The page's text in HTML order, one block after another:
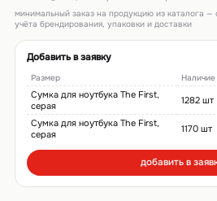
минимальный заказ на продукцию из каталога —
учёта брендирования, упаковки и доставки
Добавить в заявку
Размер Наличие
Сумка для ноутбука The First,
серая
1282 шт
Сумка для ноутбука The First,
серая
1170 шт
добавить в